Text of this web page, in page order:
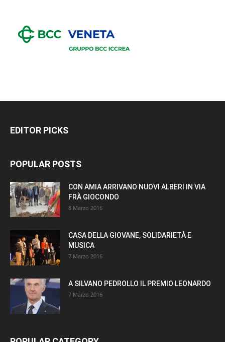
EDITOR PICKS
POPULAR POSTS
CON AMIA ARRIVANO NUOVI ALBERI IN VIA
FRÀ GIOCONDO
8 Marzo 2016
CASA DELLA GIOVANE, SOLIDARIETÀ E
MUSICA
7 Marzo 2016
A SILVANO PEDROLLO IL PREMIO LEONARDO
7 Marzo 2016